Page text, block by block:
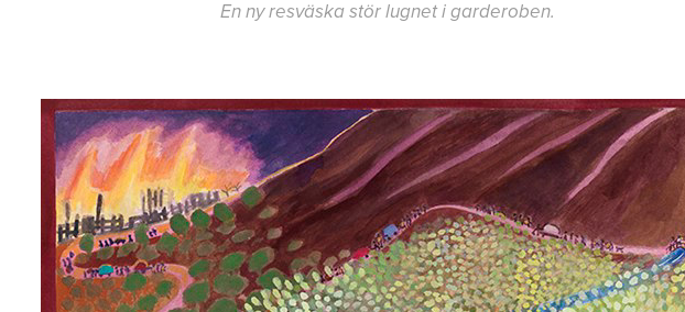
En ny resväska stör lugnet i garderoben.